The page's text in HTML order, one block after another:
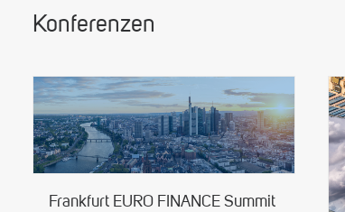
Konferenzen
Frankfurt EURO FINANCE Summit